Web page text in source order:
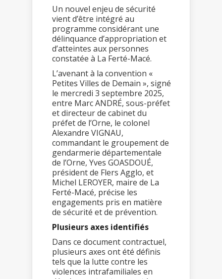
Un nouvel enjeu de sécurité
vient d’être intégré au
programme considérant une
délinquance d’appropriation et
d’atteintes aux personnes
constatée à La Ferté-Macé.
L’avenant à la convention «
Petites Villes de Demain », signé
le mercredi 3 septembre 2025,
entre Marc ANDRÉ, sous-préfet
et directeur de cabinet du
préfet de l’Orne, le colonel
Alexandre VIGNAU,
commandant le groupement de
gendarmerie départementale
de l’Orne, Yves GOASDOUÉ,
président de Flers Agglo, et
Michel LEROYER, maire de La
Ferté-Macé, précise les
engagements pris en matière
de sécurité et de prévention.
Plusieurs axes identifiés
Dans ce document contractuel,
plusieurs axes ont été définis
tels que la lutte contre les
violences intrafamiliales en